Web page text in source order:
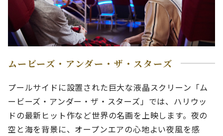
ムービーズ・アンダー・ザ・スターズ
プールサイドに設置された巨大な液晶スクリーン「ム
ービーズ・アンダー・ザ・スターズ」では、ハリウッ
ドの最新ヒット作など世界の名画を上映します。夜の
空と海を背景に、オープンエアの心地よい夜風を感